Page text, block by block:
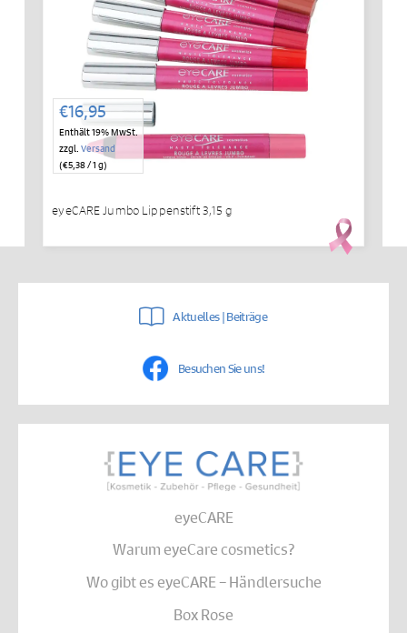
€16,95
Enthält 19% MwSt.
zzgl. Versand
(€5,38/ 1 g)
eyeCARE Jumbo Lippenstift 3,15 g
Aktuelles | Beiträge
Besuchen Sie uns!
eyeCARE
Warum eyeCare cosmetics?
Wo gibt es eyeCARE – Händlersuche
Box Rose